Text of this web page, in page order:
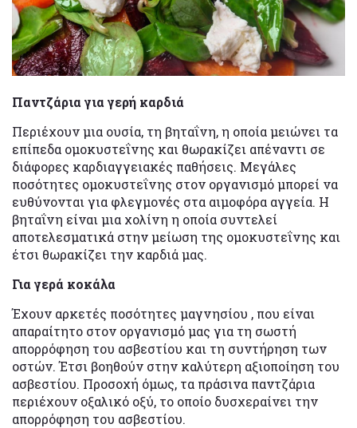
Παντζάρια για γερή καρδιά
Περιέχουν μια ουσία, τη βηταΐνη, η οποία μειώνει τα
επίπεδα ομοκυστεΐνης και θωρακίζει απέναντι σε
διάφορες καρδιαγγειακές παθήσεις. Μεγάλες
ποσότητες ομοκυστεΐνης στον οργανισμό μπορεί να
ευθύνονται για φλεγμονές στα αιμοφόρα αγγεία. Η
βηταΐνη είναι μια χολίνη η οποία συντελεί
αποτελεσματικά στην μείωση της ομοκυστεΐνης και
έτσι θωρακίζει την καρδιά μας.
Για γερά κοκάλα
Έχουν αρκετές ποσότητες μαγνησίου , που είναι
απαραίτητο στον οργανισμό μας για τη σωστή
απορρόφηση του ασβεστίου και τη συντήρηση των
οστών. Έτσι βοηθούν στην καλύτερη αξιοποίηση του
ασβεστίου. Προσοχή όμως, τα πράσινα παντζάρια
περιέχουν οξαλικό οξύ, το οποίο δυσχεραίνει την
απορρόφηση του ασβεστίου.